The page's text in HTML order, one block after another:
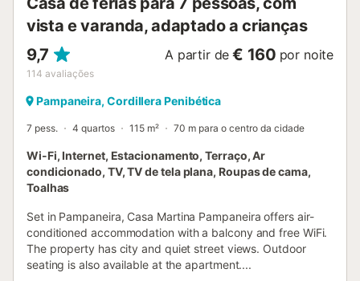
vista e varanda, adaptado a crianças
9,7
114 avaliações
A partir de € 160 por noite
Pampaneira, Cordillera Penibética
7 pess. 4 quartos 115 m² 70 m para o centro da cidade
Wi-Fi, Internet, Estacionamento, Terraço, Ar
condicionado, TV, TV de tela plana, Roupas de cama,
Toalhas
Set in Pampaneira, Casa Martina Pampaneira offers air-
conditioned accommodation with a balcony and free WiFi.
The property has city and quiet street views. Outdoor
seating is also available at the apartment....